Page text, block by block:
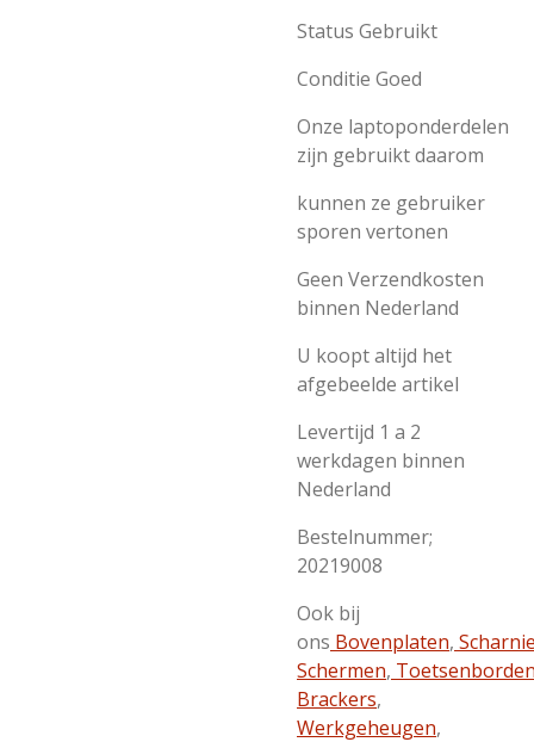
Status Gebruikt
Conditie Goed
Onze laptoponderdelen
zijn gebruikt daarom
kunnen ze gebruiker
sporen vertonen
Geen Verzendkosten
binnen Nederland
U koopt altijd het
afgebeelde artikel
Levertijd 1 a 2
werkdagen binnen
Nederland
Bestelnummer;
20219008
Ook bij
ons Bovenplaten,
Schermen,
Brackers,
Werkgeheugen,